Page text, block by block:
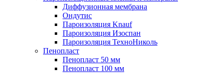
Диффузионная мембрана
Ондутис
Пароизоляция Knauf
Пароизоляция Изоспан
Пароизоляция ТехноНиколь
Пенопласт
Пенопласт 50 мм
Пенопласт 100 мм